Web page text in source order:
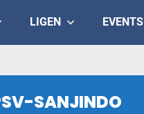
LIGEN EVENTS
SANJINDO